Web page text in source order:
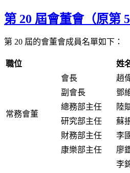
第 20 屆會董會（原第
第 20 屆的會董會成員名單如下：
職位 姓
常務會董
會長
趙
副會長
鄧
總務部主任
陸
研究部主任
蘇
財務部主任
李
康樂部主任
廖
李